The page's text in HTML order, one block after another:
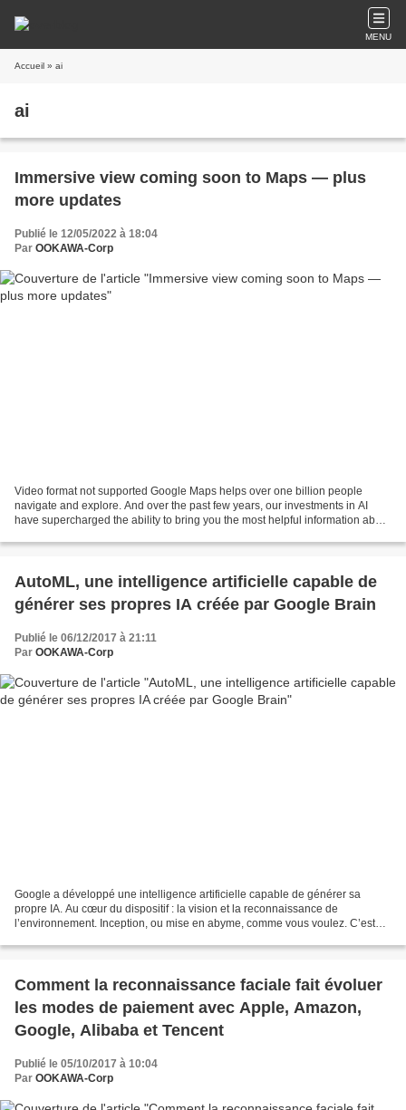
MENU
Accueil » ai
ai
Immersive view coming soon to Maps — plus
more updates
Publié le 12/05/2022 à 18:04
Par OOKAWA-Corp
Video format not supported Google Maps helps over one billion people
navigate and explore. And over the past few years, our investments in AI
have supercharged the ability to bring you the most helpful information about
AutoML, une intelligence artificielle capable de
générer ses propres IA créée par Google Brain
Publié le 06/12/2017 à 21:11
Par OOKAWA-Corp
Google a développé une intelligence artificielle capable de générer sa
propre IA. Au cœur du dispositif : la vision et la reconnaissance de
l’environnement. Inception, ou mise en abyme, comme vous voulez. C’est
Comment la reconnaissance faciale fait évoluer
les modes de paiement avec Apple, Amazon,
Google, Alibaba et Tencent
Publié le 05/10/2017 à 10:04
Par OOKAWA-Corp